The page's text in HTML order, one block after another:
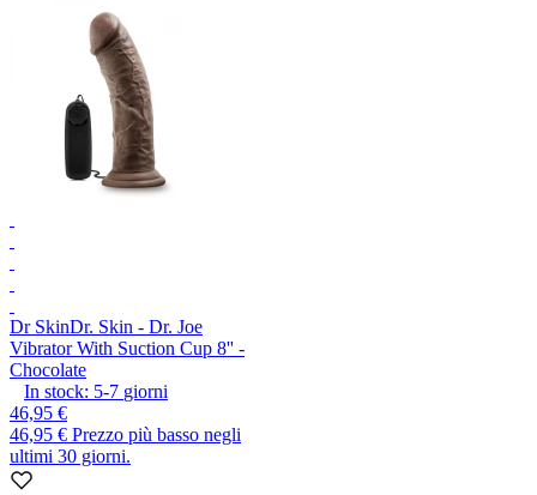
Dr SkinDr. Skin - Dr. Joe
Vibrator With Suction Cup 8'' -
Chocolate
In stock: 5-7 giorni
46,95 €
46,95 € Prezzo più basso negli
ultimi 30 giorni.